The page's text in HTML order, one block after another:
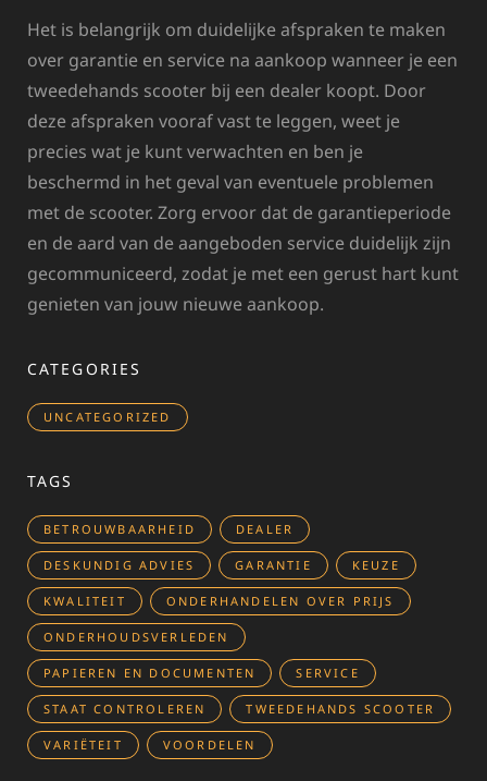
Het is belangrijk om duidelijke afspraken te maken
over garantie en service na aankoop wanneer je een
tweedehands scooter bij een dealer koopt. Door
deze afspraken vooraf vast te leggen, weet je
precies wat je kunt verwachten en ben je
beschermd in het geval van eventuele problemen
met de scooter. Zorg ervoor dat de garantieperiode
en de aard van de aangeboden service duidelijk zijn
gecommuniceerd, zodat je met een gerust hart kunt
genieten van jouw nieuwe aankoop.
CATEGORIES
UNCATEGORIZED
TAGS
BETROUWBAARHEID DEALER
DESKUNDIG ADVIES GARANTIE KEUZE
KWALITEIT ONDERHANDELEN OVER PRIJS
ONDERHOUDSVERLEDEN
PAPIEREN EN DOCUMENTEN SERVICE
STAAT CONTROLEREN TWEEDEHANDS SCOOTER
VARIËTEIT VOORDELEN